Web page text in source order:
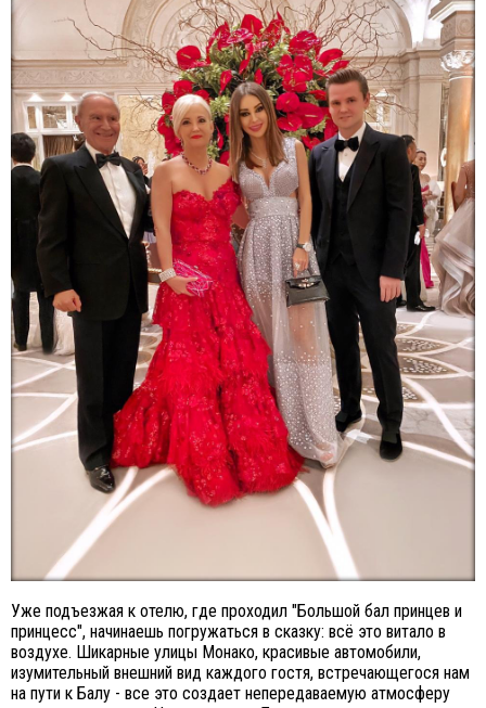
Уже подъезжая к отелю, где проходил "Большой бал принцев и
принцесс", начинаешь погружаться в сказку: всё это витало в
воздухе. Шикарные улицы Монако, красивые автомобили,
изумительный внешний вид каждого гостя, встречающегося нам
на пути к Балу - все это создает непередаваемую атмосферу